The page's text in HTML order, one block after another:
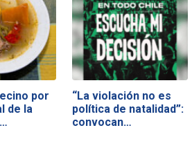
por
de la
“La violación no es
política de natalidad”:
convocan…